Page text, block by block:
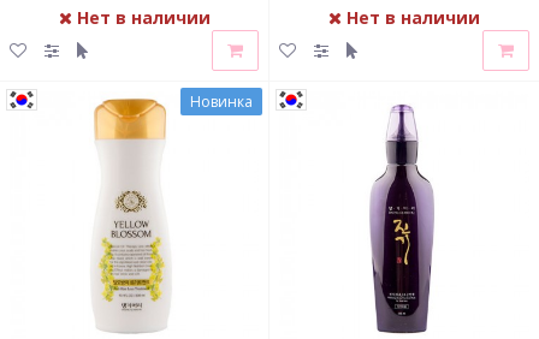
Нет в наличии Нет в наличии
Новинка